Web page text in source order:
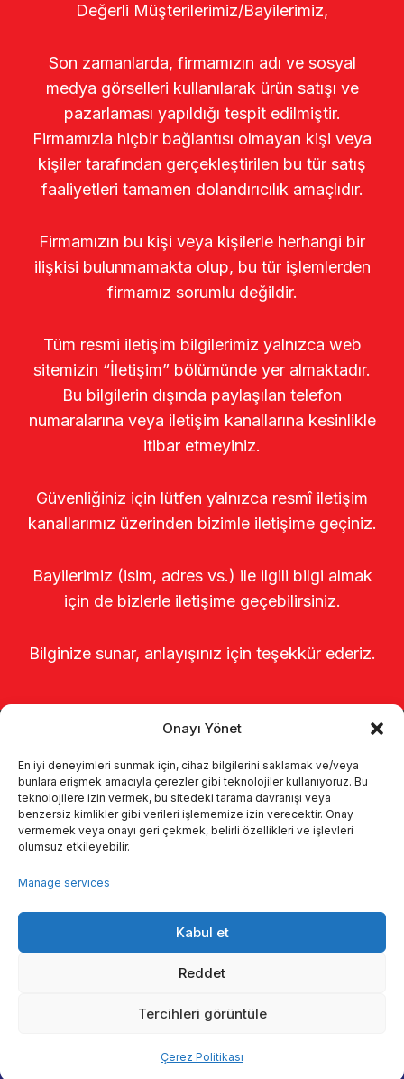
Onayı Yönet
En iyi deneyimleri sunmak için, cihaz bilgilerini saklamak ve/veya
bunlara erişmek amacıyla çerezler gibi teknolojiler kullanıyoruz. Bu
teknolojilere izin vermek, bu sitedeki tarama davranışı veya
benzersiz kimlikler gibi verileri işlememize izin verecektir. Onay
vermemek veya onayı geri çekmek, belirli özellikleri ve işlevleri
olumsuz etkileyebilir.
Manage services
Kabul et
Reddet
Tercihleri görüntüle
Çerez Politikası
Değerli Müşterilerimiz/Bayilerimiz,
Son zamanlarda, firmamızın adı ve sosyal
medya görselleri kullanılarak ürün satışı ve
pazarlaması yapıldığı tespit edilmiştir.
Firmamızla hiçbir bağlantısı olmayan kişi veya
kişiler tarafından gerçekleştirilen bu tür satış
faaliyetleri tamamen dolandırıcılık amaçlıdır.
Firmamızın bu kişi veya kişilerle herhangi bir
ilişkisi bulunmamakta olup, bu tür işlemlerden
firmamız sorumlu değildir.
Tüm resmi iletişim bilgilerimiz yalnızca web
sitemizin “İletişim” bölümünde yer almaktadır.
Bu bilgilerin dışında paylaşılan telefon
numaralarına veya iletişim kanallarına kesinlikle
itibar etmeyiniz.
Güvenliğiniz için lütfen yalnızca resmî iletişim
kanallarımız üzerinden bizimle iletişime geçiniz.
Bayilerimiz (isim, adres vs.) ile ilgili bilgi almak
için de bizlerle iletişime geçebilirsiniz.
Bilginize sunar, anlayışınız için teşekkür ederiz.
Главная о нас
Продукты
Коммуникация
© 2026 Enka Tarım